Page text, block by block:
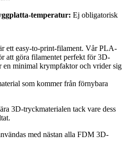
temperatur: Ej obligatorisk
ett easy-to-print-filament. Vår PLA-
att göra filamentet perfekt för 3D-
en minimal krympfaktor och vrider sig
som kommer från förnybara
3D-tryckmaterialen tack vare dess
med nästan alla FDM 3D-